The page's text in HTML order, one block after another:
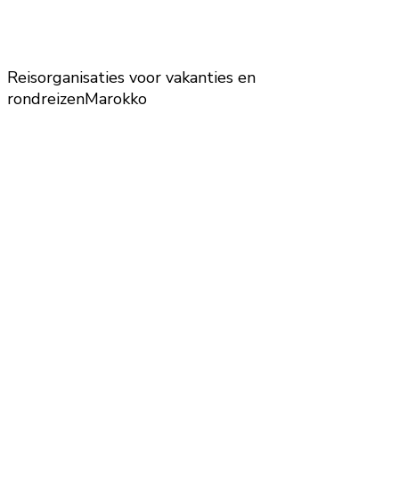
Reisorganisaties voor vakanties en
rondreizenMarokko